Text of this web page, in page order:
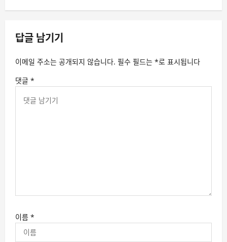
답글 남기기
이메일 주소는 공개되지 않습니다. 필수 필드는 *로 표시됩니다
댓글 *
이름 *